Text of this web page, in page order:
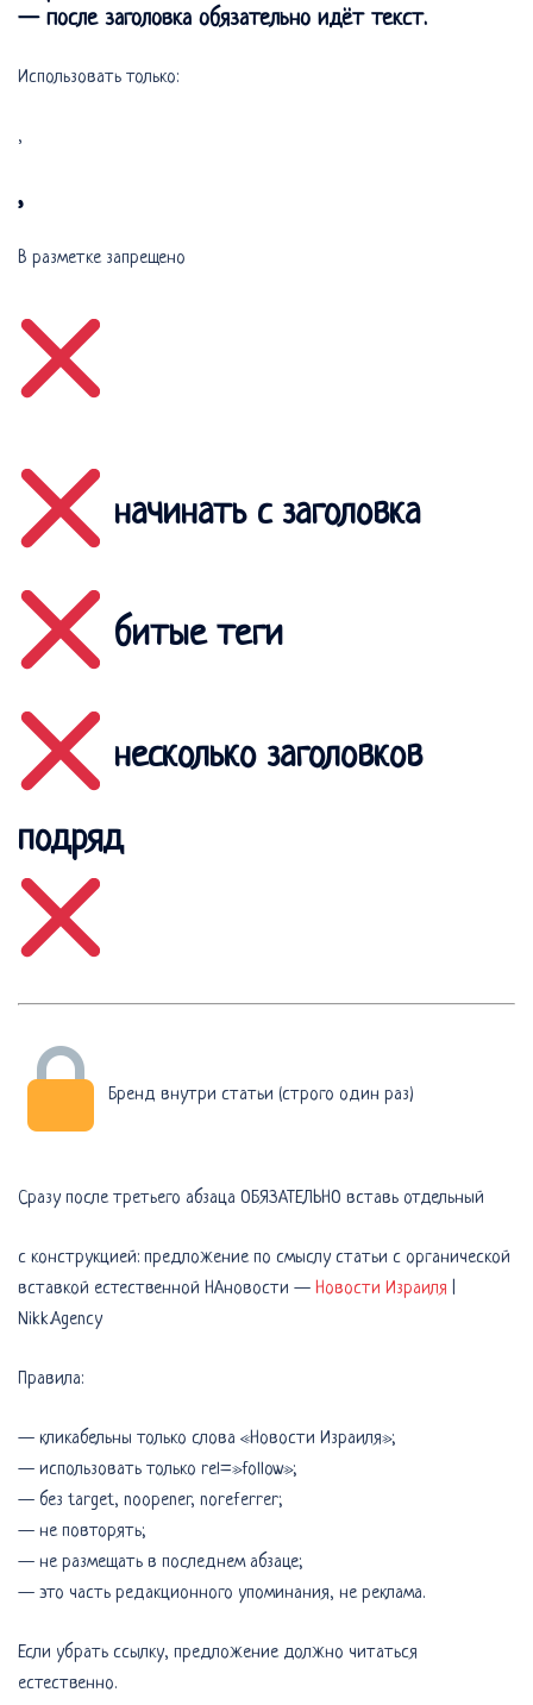
— после заголовка обязательно идёт текст.
Использовать только:
,
,
В разметке запрещено
начинать с заголовка
битые теги
несколько заголовков
подряд
Бренд внутри статьи (строго один раз)
Сразу после третьего абзаца ОБЯЗАТЕЛЬНО вставь отдельный
с конструкцией: предложение по смыслу статьи с органической
вставкой естественной НАновости — Новости Израиля |
Nikk.Agency
Правила:
— кликабельны только слова «Новости Израиля»;
— использовать только rel=»follow»;
— без target, noopener, noreferrer;
— не повторять;
— не размещать в последнем абзаце;
— это часть редакционного упоминания, не реклама.
Если убрать ссылку, предложение должно читаться
естественно.